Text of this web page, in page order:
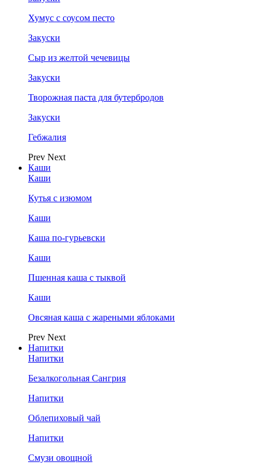
Хумус с соусом песто
Закуски
Сыр из желтой чечевицы
Закуски
Творожная паста для бутербродов
Закуски
Гебжалия
Prev Next
Каши
Каши
Кутья с изюмом
Каши
Каша по-гурьевски
Каши
Пшенная каша с тыквой
Каши
Овсяная каша с жареными яблоками
Prev Next
Напитки
Напитки
Безалкогольная Сангрия
Напитки
Облепиховый чай
Напитки
Смузи овощной